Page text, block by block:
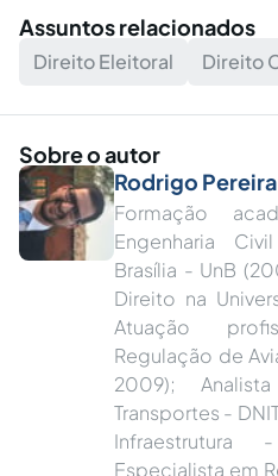
Assuntos relacionados
Direito Eleitoral Direito
Sobre o autor
Rodrigo
Formação
Engenharia
Brasília - UnB
Direito na
Atuação
Regulação de
2009);
Transportes -
Infraestrutura
Especialista em